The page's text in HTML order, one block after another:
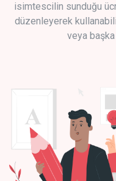
isimtescilin sunduğu
düzenleyerek
veya başka